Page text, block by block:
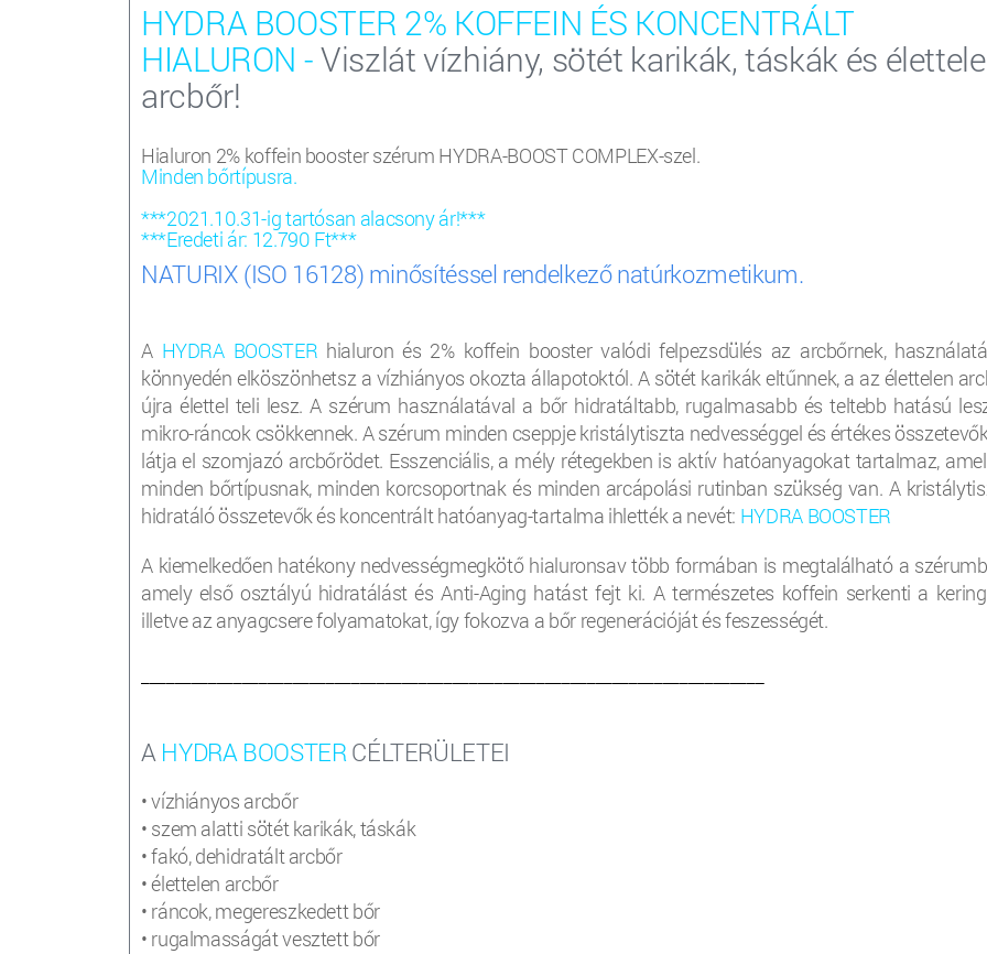
HYDRA BOOSTER 2% KOFFEIN ÉS KONCENTRÁLT
HIALURON -Viszlát vízhiány, sötét karikák, táskák és
arcbőr!
Hialuron 2% koffein booster szérum HYDRA-BOOST COMPLEX-szel.
Minden bőrtípusra.
***2021.10.31-ig tartósan alacsony ár!***
***Eredeti ár: 12.790 Ft***
NATURIX (ISO 16128) minősítéssel rendelkező natúrkozmetikum.
A HYDRA BOOSTER hialuron és 2% koffein booster valódi felpezsdülés az arcbőrnek,
könnyedén elköszönhetsz a vízhiányos okozta állapotoktól. A sötét karikák eltűnnek, a az élettelen
újra élettel teli lesz. A szérum használatával a bőr hidratáltabb, rugalmasabb és teltebb hatású
mikro-ráncok csökkennek. A szérum minden cseppje kristálytiszta nedvességgel és értékes
látja el szomjazó arcbőrödet. Esszenciális, a mély rétegekben is aktív hatóanyagokat tartalmaz,
minden bőrtípusnak, minden korcsoportnak és minden arcápolási rutinban szükség van. A
hidratáló összetevők és koncentrált hatóanyag-tartalma ihlették a nevét: HYDRA BOOSTER
A kiemelkedően hatékony nedvességmegkötő hialuronsav több formában is megtalálható a
amely első osztályú hidratálást és Anti-Aging hatást fejt ki. A természetes koffein serkenti a
illetve az anyagcsere folyamatokat, így fokozva a bőr regenerációját és feszességét.
A HYDRA BOOSTERCÉLTERÜLETEI
• vízhiányos arcbőr
• szem alatti sötét karikák, táskák
• fakó, dehidratált arcbőr
• élettelen arcbőr
• ráncok, megereszkedett bőr
• rugalmasságát vesztett bőr